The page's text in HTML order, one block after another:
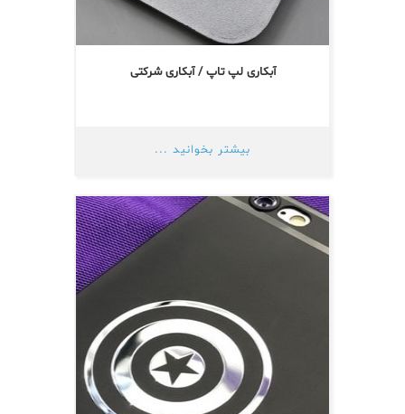
آبکاری لپ تاپ / آبکاری شرکتی
بیشتر بخوانید ...